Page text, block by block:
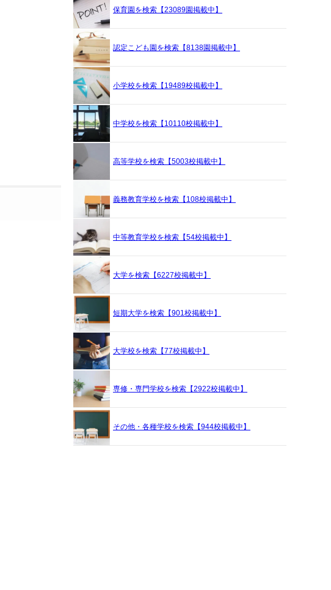
保育園を検索【23089園掲載中】
認定こども園を検索【8138園掲載中】
小学校を検索【19489校掲載中】
中学校を検索【10110校掲載中】
高等学校を検索【5003校掲載中】
義務教育学校を検索【108校掲載中】
中等教育学校を検索【54校掲載中】
大学を検索【6227校掲載中】
短期大学を検索【901校掲載中】
大学校を検索【77校掲載中】
専修・専門学校を検索【2922校掲載中】
その他・各種学校を検索【944校掲載中】